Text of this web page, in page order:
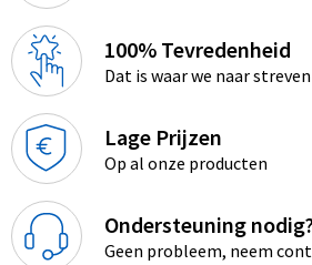
100% Tevredenheid
Dat is waar we naar streven
Lage Prijzen
Op al onze producten
Ondersteuning
Geen probleem, neem